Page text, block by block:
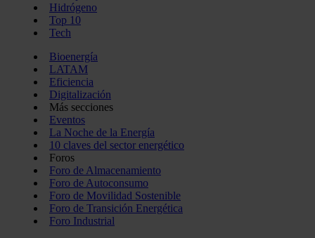
Hidrógeno
Top 10
Tech
Bioenergía
LATAM
Eficiencia
Digitalización
Más secciones
Eventos
La Noche de la Energía
10 claves del sector energético
Foros
Foro de Almacenamiento
Foro de Autoconsumo
Foro de Movilidad Sostenible
Foro de Transición Energética
Foro Industrial